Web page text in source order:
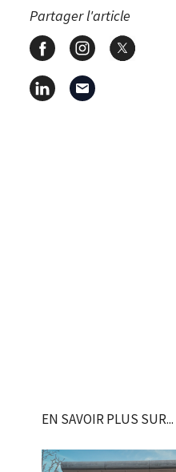
Partager l'article
EN SAVOIR PLUS SUR...